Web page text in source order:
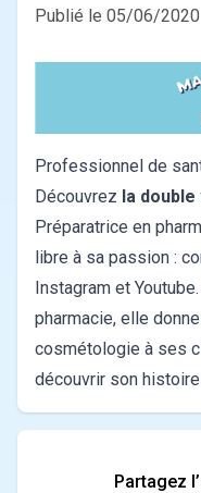
Publié le 05/06/2020
Professionnel de
Découvrez la
Préparatrice en
libre à sa passion :
Instagram et
pharmacie, elle
cosmétologie à ses
découvrir son
Partagez